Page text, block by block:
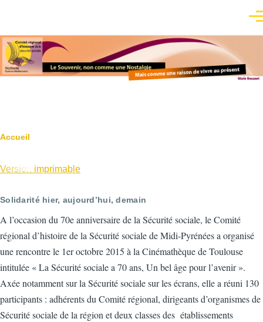
Fil
d'Ariane
Accueil
Version imprimable
Solidarité hier, aujourd’hui, demain
A l’occasion du 70e anniversaire de la Sécurité sociale, le Comité
régional d’histoire de la Sécurité sociale de Midi-Pyrénées a organisé
une rencontre le 1er octobre 2015 à la Cinémathèque de Toulouse
intitulée « La Sécurité sociale a 70 ans, Un bel âge pour l’avenir ».
Axée notamment sur la Sécurité sociale sur les écrans, elle a réuni 130
participants : adhérents du Comité régional, dirigeants d’organismes de
Sécurité sociale de la région et deux classes des établissements